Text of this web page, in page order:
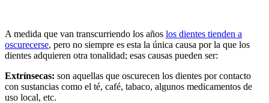
A medida que van transcurriendo los años los dientes tienden a
oscurecerse, pero no siempre es esta la única causa por la que los
dientes adquieren otra tonalidad; esas causas pueden ser:
Extrínsecas: son aquellas que oscurecen los dientes por contacto
con sustancias como el té, café, tabaco, algunos medicamentos de
uso local, etc.